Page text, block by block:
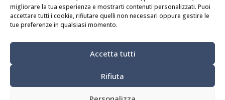
migliorare la tua esperienza e mostrarti contenuti personalizzati. Puoi
accettare tutti i cookie, rifiutare quelli non necessari oppure gestire le
tue preferenze in qualsiasi momento.
Accetta tutti
Rifiuta
ristorantesolferino@legalmail.it
Privacy Policy-Cookie Policy-Termini e
condizioni
MODIFICA PREFERENZE DEI COOKIE